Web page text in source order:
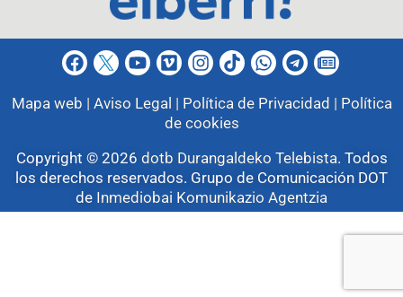
Mapa web | Aviso Legal | Política de Privacidad | Política
de cookies
Copyright © 2026 dotb Durangaldeko Telebista. Todos
los derechos reservados. Grupo de Comunicación DOT
de Inmediobai Komunikazio Agentzia